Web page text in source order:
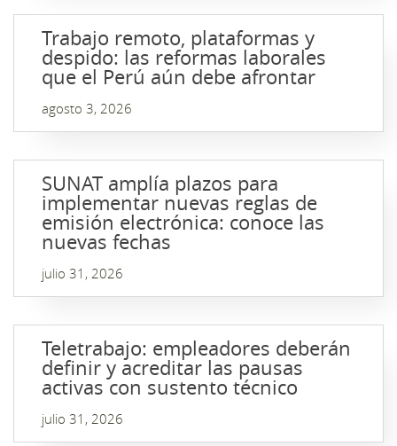
Trabajo remoto, plataformas y
despido: las reformas laborales
que el Perú aún debe afrontar
agosto 3, 2026
SUNAT amplía plazos para
implementar nuevas reglas de
emisión electrónica: conoce las
nuevas fechas
julio 31, 2026
Teletrabajo: empleadores deberán
definir y acreditar las pausas
activas con sustento técnico
julio 31, 2026